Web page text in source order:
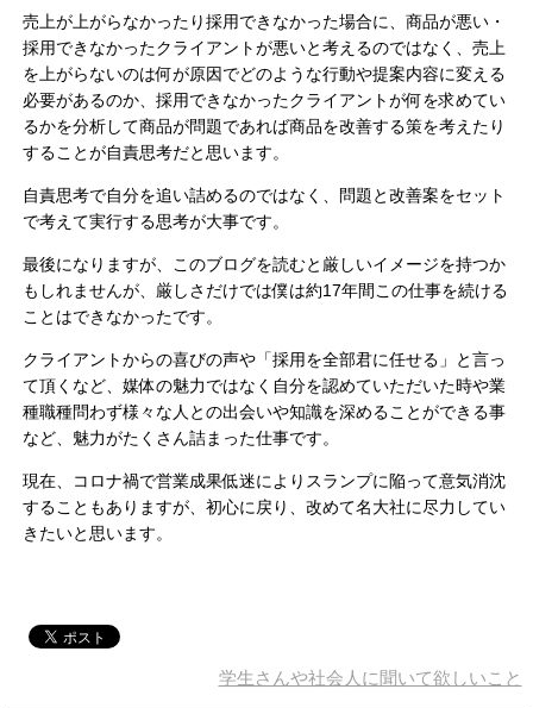
売上が上がらなかったり採用できなかった場合に、商品が悪い・
採用できなかったクライアントが悪いと考えるのではなく、売上
を上がらないのは何が原因でどのような行動や提案内容に変える
必要があるのか、採用できなかったクライアントが何を求めてい
るかを分析して商品が問題であれば商品を改善する策を考えたり
することが自責思考だと思います。
自責思考で自分を追い詰めるのではなく、問題と改善案をセット
で考えて実行する思考が大事です。
最後になりますが、このブログを読むと厳しいイメージを持つか
もしれませんが、厳しさだけでは僕は約17年間この仕事を続ける
ことはできなかったです。
クライアントからの喜びの声や「採用を全部君に任せる」と言っ
て頂くなど、媒体の魅力ではなく自分を認めていただいた時や業
種職種問わず様々な人との出会いや知識を深めることができる事
など、魅力がたくさん詰まった仕事です。
現在、コロナ禍で営業成果低迷によりスランプに陥って意気消沈
することもありますが、初心に戻り、改めて名大社に尽力してい
きたいと思います。
学生さんや社会人に聞いて欲しいこと